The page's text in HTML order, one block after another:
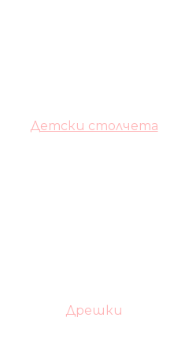
Детски столчета
Дрешки